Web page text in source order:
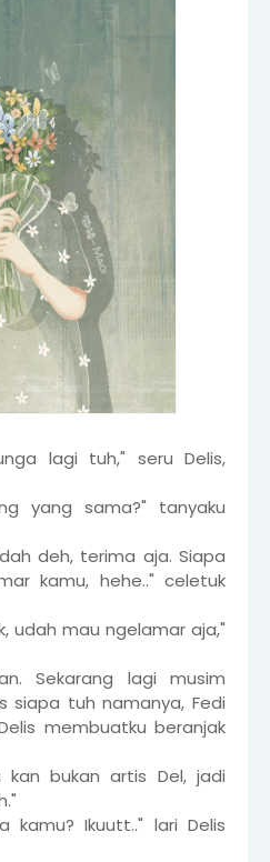
lagi tuh," seru Delis,
yang sama?" tanyaku
deh, terima aja. Siapa
kamu, hehe.." celetuk
udah mau ngelamar aja,"
Sekarang lagi musim
siapa tuh namanya, Fedi
membuatku beranjak
kan bukan artis Del, jadi
kamu? Ikuutt.." lari Delis